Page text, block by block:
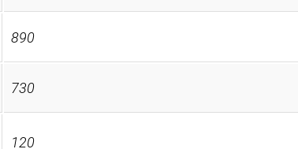
890
730
120